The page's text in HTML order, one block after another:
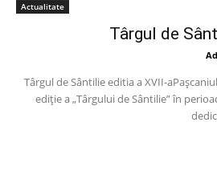
Actualitate
Târgul de
Târgul de Sântilie editia a XVII-
ediție a „Târgului de Sântilie” în